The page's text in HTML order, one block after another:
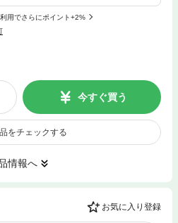
用でさらにポイント+2%
今すぐ買う
をチェックする
情報へ
お気に入り登録